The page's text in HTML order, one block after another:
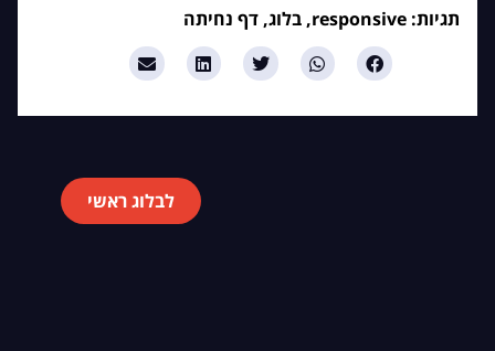
תגיות: responsive
, בלוג, דף נחיתה
לבלוג ראשי